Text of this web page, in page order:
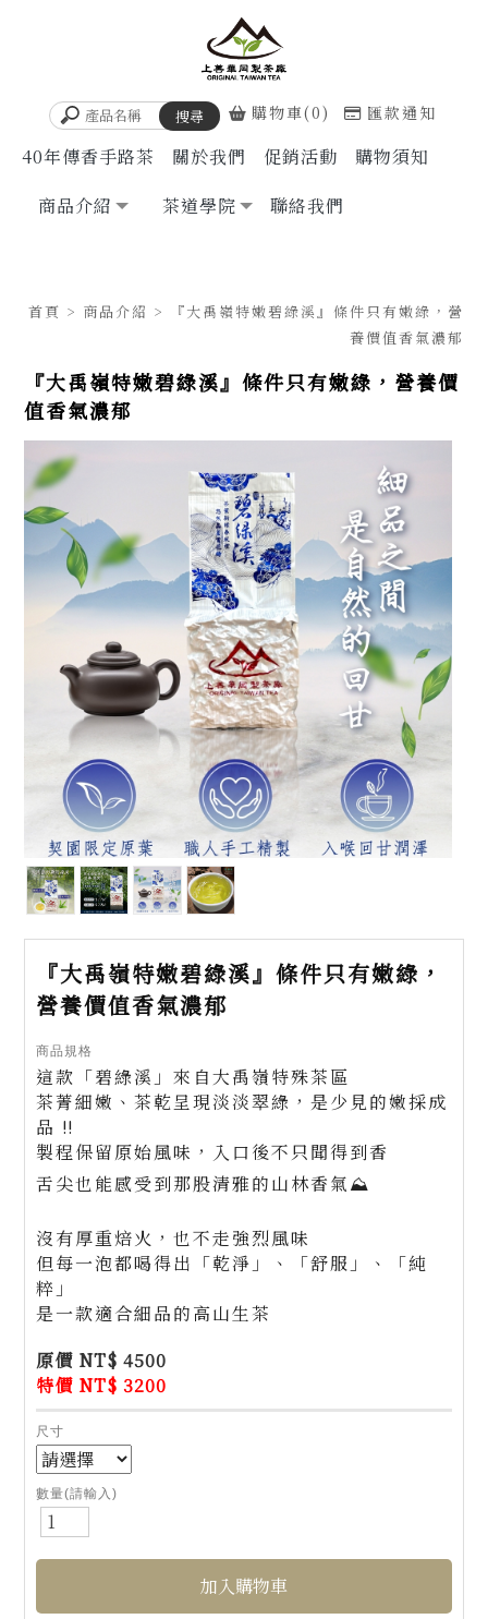
購物車(0) 匯款通知
40年傳香手路茶 關於我們 促銷活動
購物須知
商品介紹
茶道學院 聯絡我們
首頁 > 商品介紹 > 『大禹嶺特嫩碧綠溪』條件只有嫩綠，營
養價值香氣濃郁
『大禹嶺特嫩碧綠溪』條件只有嫩綠，營養價
值香氣濃郁
『大禹嶺特嫩碧綠溪』條件只有嫩綠，
營養價值香氣濃郁
商品規格
這款「碧綠溪」來自大禹嶺特殊茶區
茶菁細嫩、茶乾呈現淡淡翠綠，是少見的嫩採成
品 ‼️
製程保留原始風味，入口後不只聞得到香
舌尖也能感受到那股清雅的山林香氣⛰️
沒有厚重焙火，也不走強烈風味
但每一泡都喝得出「乾淨」、「舒服」、「純
粹」
是一款適合細品的高山生茶
原價 NT$ 4500
特價 NT$ 3200
尺寸
數量(請輸入)